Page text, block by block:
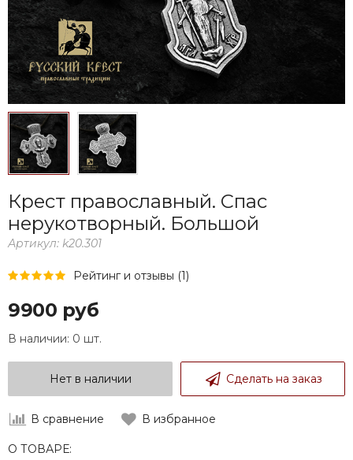
Крест православный. Спас
нерукотворный. Большой
Артикул: k20.301
Рейтинг и отзывы (1)
9900 руб
В наличии: 0 шт.
Нет в наличии Сделать на заказ
В сравнение В избранное
О ТОВАРЕ: